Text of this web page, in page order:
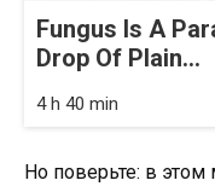
Fungus Is A
Drop Of Plain...
4 h 40 min
Но поверьте: в